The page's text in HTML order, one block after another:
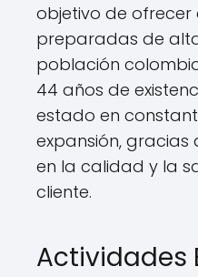
objetivo de ofrecer
preparadas de
población
44 años de
estado en
expansión,
en la calidad y la
cliente.
Actividades